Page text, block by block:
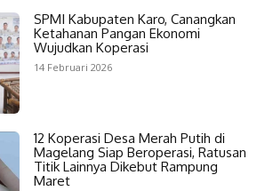
SPMI Kabupaten Karo, Canangkan
Ketahanan Pangan Ekonomi
Wujudkan Koperasi
14 Februari 2026
12 Koperasi Desa Merah Putih di
Magelang Siap Beroperasi, Ratusan
Titik Lainnya Dikebut Rampung
Maret